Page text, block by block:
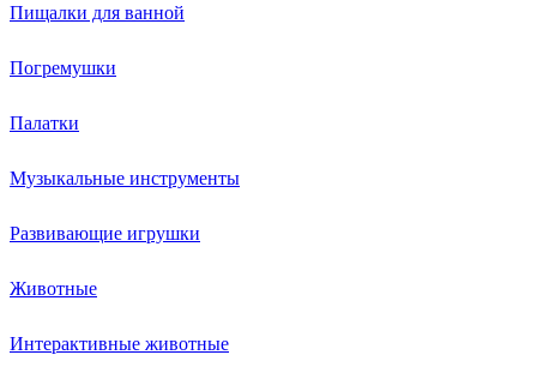
Пищалки для ванной
Погремушки
Палатки
Музыкальные инструменты
Развивающие игрушки
Животные
Интерактивные животные